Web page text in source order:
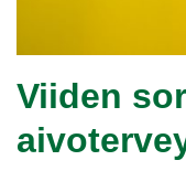
Viiden